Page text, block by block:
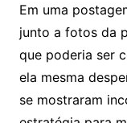
Em uma
junto a fotos da
que poderia ser
ela mesma
se mostraram